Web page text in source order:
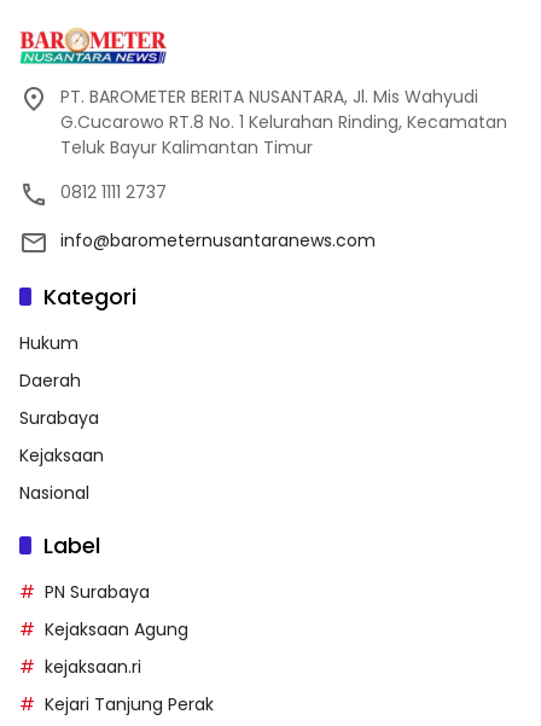
PT. BAROMETER BERITA NUSANTARA, Jl. Mis Wahyudi
G.Cucarowo RT.8 No. 1 Kelurahan Rinding, Kecamatan
Teluk Bayur Kalimantan Timur
0812 1111 2737
info@barometernusantaranews.com
Kategori
Hukum
Daerah
Surabaya
Kejaksaan
Nasional
Label
PN Surabaya
Kejaksaan Agung
kejaksaan.ri
Kejari Tanjung Perak